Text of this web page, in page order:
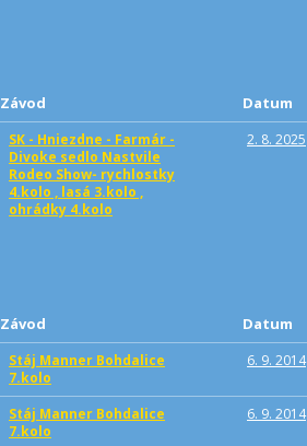
Závod Datum
SK - Hniezdne - Farmár -
Divoke sedlo Nastvile
Rodeo Show- rychlostky
4.kolo , lasá 3.kolo ,
ohrádky 4.kolo
2. 8. 2025
Závod Datum
Stáj Manner Bohdalice
7.kolo
6. 9. 2014
Stáj Manner Bohdalice
7.kolo
6. 9. 2014